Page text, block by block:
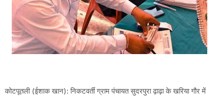
कोटपूतली (ईशाक खान): निकटवर्ती ग्राम पंचायत सुदरपुरा ढ़ाढ़ा के खरिया गौर में